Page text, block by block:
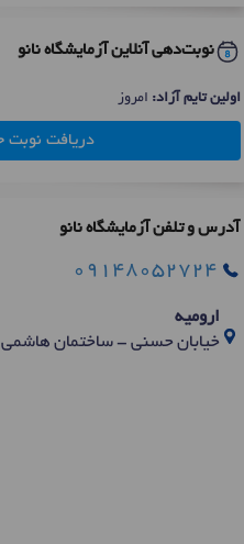
نوبت‌دهی آنلاین آزمایشگاه نانو
اولین تایم آزاد: امروز
دریافت نوبت
آدرس و تلفن آزمایشگاه نانو
09148052724
ارومیه
خیابان حسنی - ساختمان